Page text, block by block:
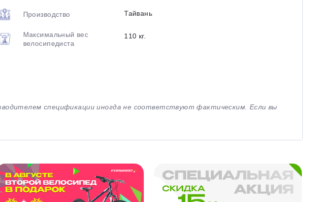
Производство Тайвань
Максимальный вес
велосипедиста
110 кг.
спецификации иногда не соответствуют фактическим. Если вы